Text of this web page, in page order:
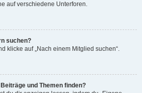
auf verschiedene Unterforen.
suchen?
klicke auf „Nach einem Mitglied suchen“.
und Themen finden?